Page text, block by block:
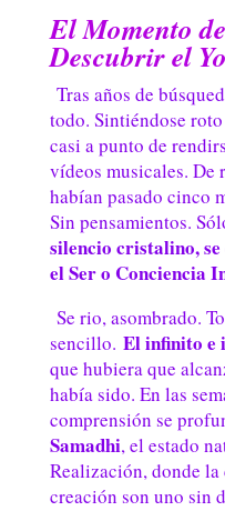
El Momento
Descubrir el
Tras años de
todo. Sintiéndose
casi a punto de
vídeos musicales. De
habían pasado cinco
Sin pensamientos.
silencio cristalino,
el Ser o Conciencia
Se rio, asombrado.
sencillo. El infinito e
que hubiera que
había sido. En las
comprensión se
Samadhi, el estado
Realización, donde
creación son uno sin